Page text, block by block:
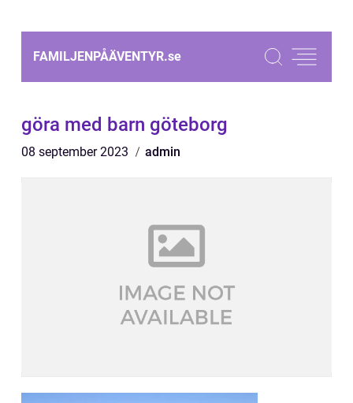
FAMILJENPÅÄVENTYR.se
göra med barn göteborg
08 september 2023 admin